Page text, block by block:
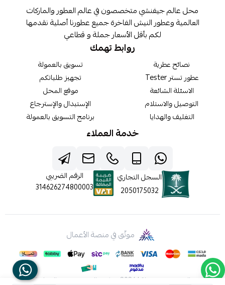
محل عالم جيفنشي متخصصون في عالم العطور والماركات
العالمية وعطور النيش الفاخرة جميع عطورنا أصلية نقدمها
لكم بأقل الأسعار جملة و قطاعي
روابط تهمك
نصائح عطرية
عطور تستر Tester
الاسئلة الشائعة
التوصيل والاستلام
التغليف والهدايا
تسويق بالعمولة
تجهيز طلباتكم
موقع المحل
الإستبدال والإسترجاع
برنامج التسويق بالعمولة
خدمة العملاء
السجل التجاري
2050175032
الرقم الضريبي
314626274800003
موثّق في منصة الأعمال
الحقوق محفوظة | 2026 شركه عالم جيفينشي التجارية